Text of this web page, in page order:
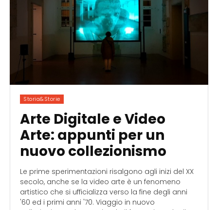
Storia&Storie
Arte Digitale e Video
Arte: appunti per un
nuovo collezionismo
Le prime sperimentazioni risalgono agli inizi del XX
secolo, anche se la video arte è un fenomeno
artistico che si ufficializza verso la fine degli anni
'60 ed i primi anni '70. Viaggio in nuovo